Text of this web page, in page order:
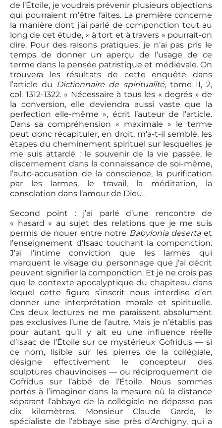
de l’Étoile, je voudrais prévenir plusieurs objections
qui pourraient m’être faites. La première concerne
la manière dont j’ai parlé de componction tout au
long de cet étude, « à tort et à travers » pourrait-on
dire. Pour des raisons pratiques, je n’ai pas pris le
temps de donner un aperçu de l’usage de ce
terme dans la pensée patristique et médiévale. On
trouvera les résultats de cette enquête dans
l’article du Dictionnairede spiritualité, tome II, 2,
col. 1312-1322. « Nécessaire à tous les « degrés » de
la conversion, elle deviendra aussi vaste que la
perfection elle-même », écrit l’auteur de l’article.
Dans sa compréhension « maximale » le terme
peut donc récapituler, en droit, m’a-t-il semblé, les
étapes du cheminement spirituel sur lesquelles je
me suis attardé : le souvenir de la vie passée, le
discernement dans la connaissance de soi-même,
l’auto-accusation de la conscience, la purification
par les larmes, le travail, la méditation, la
consolation dans l’amour de Dieu.
Second point : j’ai parlé d’une rencontre de
« hasard » au sujet des relations que je me suis
permis de nouer entre notre Babylonia desertaet
l’enseignement d’Isaac touchant la componction.
J’ai l’intime conviction que les larmes qui
marquent le visage du personnage que j’ai décrit
peuvent signifier la componction. Et je ne crois pas
que le contexte apocalyptique du chapiteau dans
lequel cette figure s’inscrit nous interdise d’en
donner une interprétation morale et spirituelle.
Ces deux lectures ne me paraissent absolument
pas exclusives l’une de l’autre. Mais je n’établis pas
pour autant qu’il y ait eu une influence réelle
d’Isaac de l’Étoile sur ce mystérieux Gofridus — si
ce nom, lisible sur les pierres de la collégiale,
désigne effectivement le concepteur des
sculptures chauvinoises — ou réciproquement de
Gofridus sur l’abbé de l’Étoile. Nous sommes
portés à l’imaginer dans la mesure où la distance
séparant l’abbaye de la collégiale ne dépasse pas
dix kilomètres. Monsieur Claude Garda, le
spécialiste de l’abbaye sise près d’Archigny, qui a